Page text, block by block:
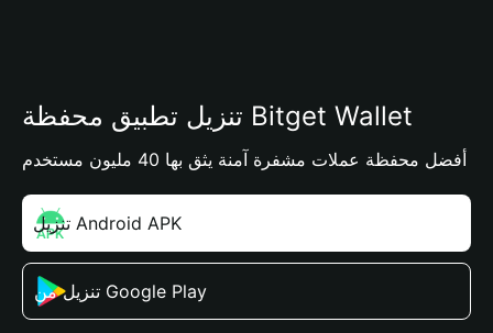
تنزيل تطبيق محفظة Bitget Wallet
أفضل محفظة عملات مشفرة آمنة يثق بها 40 مليون مستخدم
تنزيل Android APK
تنزيل من Google Play